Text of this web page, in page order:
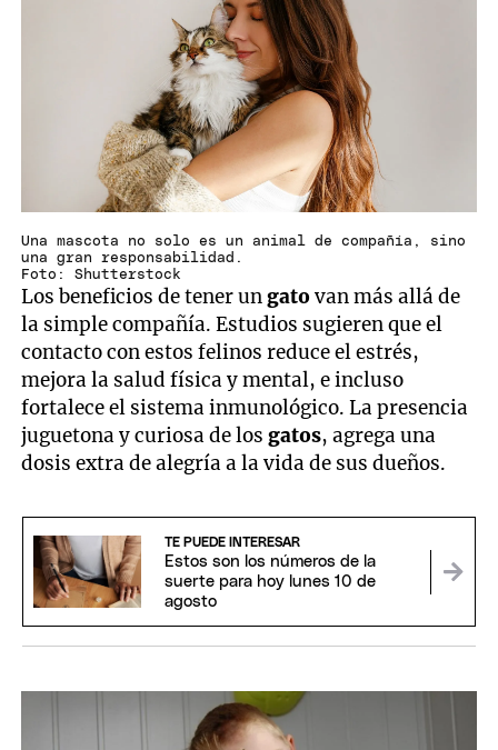
Una mascota no solo es un animal de compañía, sino
una gran responsabilidad.
Foto: Shutterstock
Los beneficios de tener ungatovan más allá de
la simple compañía. Estudios sugieren que el
contacto con estos felinos reduce el estrés,
mejora la salud física y mental, e incluso
fortalece el sistema inmunológico. La presencia
juguetona y curiosa de losgatos, agrega una
dosis extra de alegría a la vida de sus dueños.
TE PUEDE INTERESAR
Estos son los números de la
suerte para hoy lunes 10 de
agosto